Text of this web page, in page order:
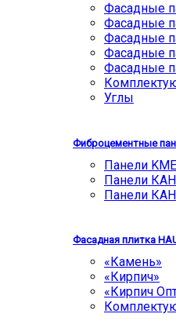
Фасадные
Фасадные
Фасадные
Фасадные
Фасадные
Углы
Фиброцементные
Панели
Панели
Панели
Фасадная плитка
«Камень»
«Кирпич»
«Кирпич